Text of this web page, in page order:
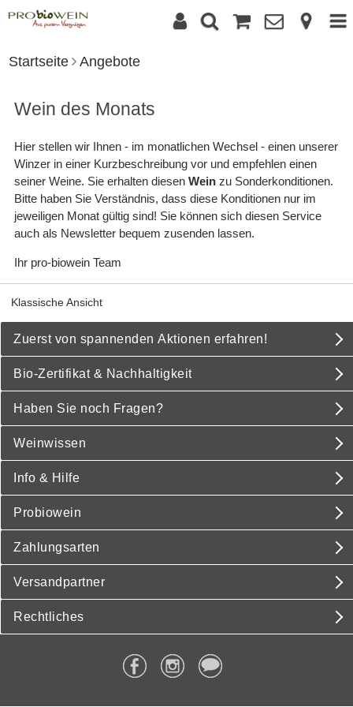
Startseite Angebote
Wein des Monats
Hier stellen wir Ihnen - im monatlichen Wechsel - einen unserer
Winzer in einer Kurzbeschreibung vor und empfehlen einen
seiner Weine. Sie erhalten diesen Weinzu Sonderkonditionen.
Bitte haben Sie Verständnis, dass diese Konditionen nur im
jeweiligen Monat gültig sind! Sie können sich diesen Service
auch als Newsletterbequem zusenden lassen.
Ihr pro-biowein Team
Klassische Ansicht
Zuerst von spannenden Aktionen erfahren!
Bio-Zertifikat & Nachhaltigkeit
Haben Sie noch Fragen?
Weinwissen
Info & Hilfe
Probiowein
Zahlungsarten
Versandpartner
Rechtliches